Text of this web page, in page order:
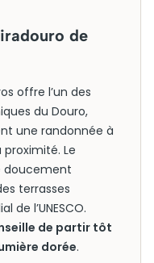
de
offre l’un des
du Douro,
une randonnée à
Le
doucement
terrasses
l’UNESCO.
de partir tôt
dorée.